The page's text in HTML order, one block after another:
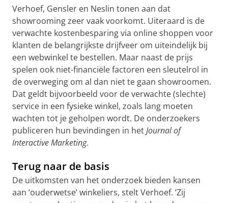
Verhoef, Gensler en Neslin tonen aan dat
showrooming zeer vaak voorkomt. Uiteraard is de
verwachte kostenbesparing via online shoppen voor
klanten de belangrijkste drijfveer om uiteindelijk bij
een webwinkel te bestellen. Maar naast de prijs
spelen ook niet-financiële factoren een sleutelrol in
de overweging om al dan niet te gaan showroomen.
Dat geldt bijvoorbeeld voor de verwachte (slechte)
service in een fysieke winkel, zoals lang moeten
wachten tot je geholpen wordt. De onderzoekers
publiceren hun bevindingen in hetJournal of
Interactive Marketing.
Terug naar de basis
De uitkomsten van het onderzoek bieden kansen
aan ‘ouderwetse’ winkeliers, stelt Verhoef. ‘Zij